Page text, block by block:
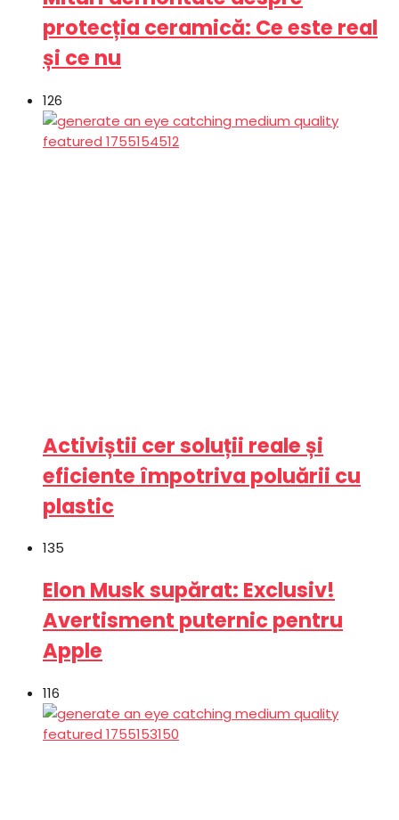
protecția ceramică: Ce este real
și ce nu
126
Activiștii cer soluții reale și
eficiente împotriva poluării cu
plastic
135
Elon Musk supărat: Exclusiv!
Avertisment puternic pentru
Apple
116